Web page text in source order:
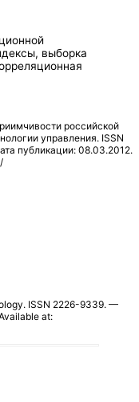
выборка
российской
управления. ISSN
публикации: 08.03.2012.
ISSN 2226-9339. —
at: